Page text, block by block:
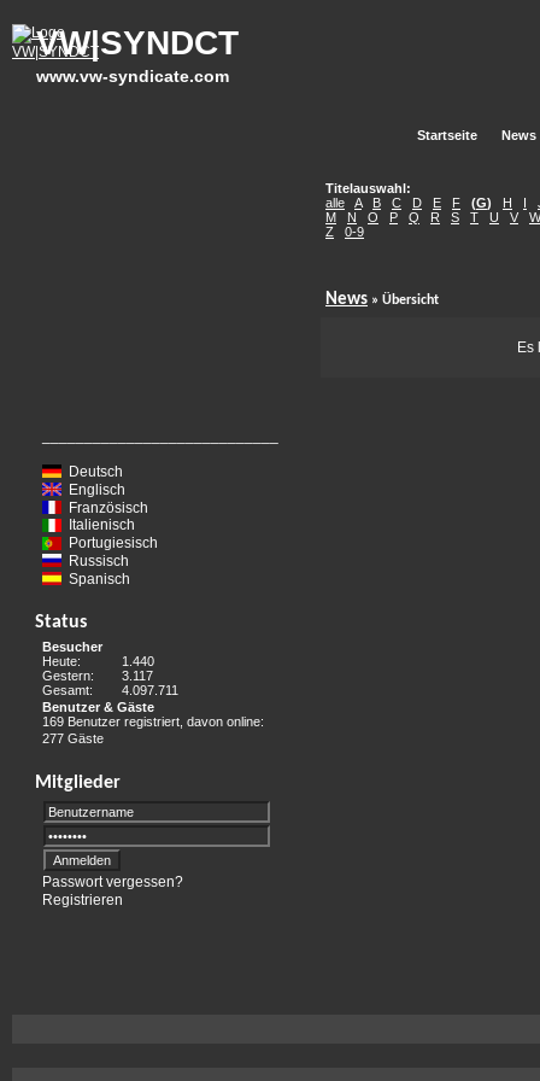
VW|SYNDCT
www.vw-syndicate.com
Startseite News
Deutsch
Englisch
Französisch
Italienisch
Portugiesisch
Russisch
Spanisch
Status
Besucher
Heute:
1.440
Gestern:
3.117
Gesamt:
4.097.711
Benutzer & Gäste
169 Benutzer registriert, davon online:
277 Gäste
Mitglieder
Passwort vergessen?
Registrieren
Titelauswahl:
alle
A B C D E F (G) H I
M
N O P Q R S T U V
W
Z
0-9
News » Übersicht
Es